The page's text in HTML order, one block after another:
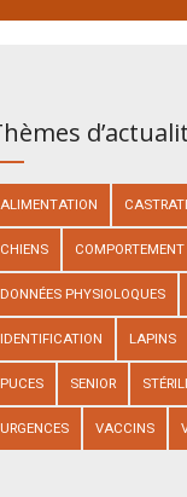
ALIMENTATION
CHIENS COMPORTEMENT
DONNÉES PHYSIOLOQUES
IDENTIFICATION LAPINS
PUCES SENIOR
URGENCES VACCINS